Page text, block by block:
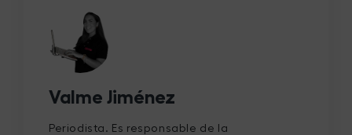
Valme Jiménez
Periodista. Es responsable de la